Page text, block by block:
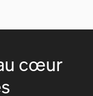
cœur